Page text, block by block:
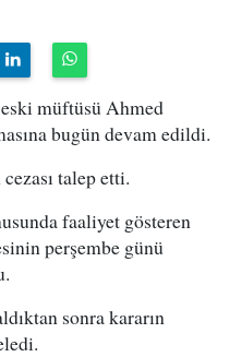
müftüsü Ahmed
bugün devam edildi.
talep etti.
faaliyet gösteren
perşembe günü
sonra kararın